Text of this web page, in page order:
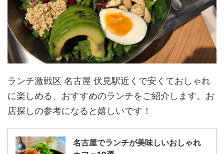
ランチ激戦区 名古屋 伏見駅近くで安くておしゃれ
に楽しめる、おすすめのランチをご紹介します。お
店探しの参考になると嬉しいです！
名古屋でランチが美味しいおしゃれ